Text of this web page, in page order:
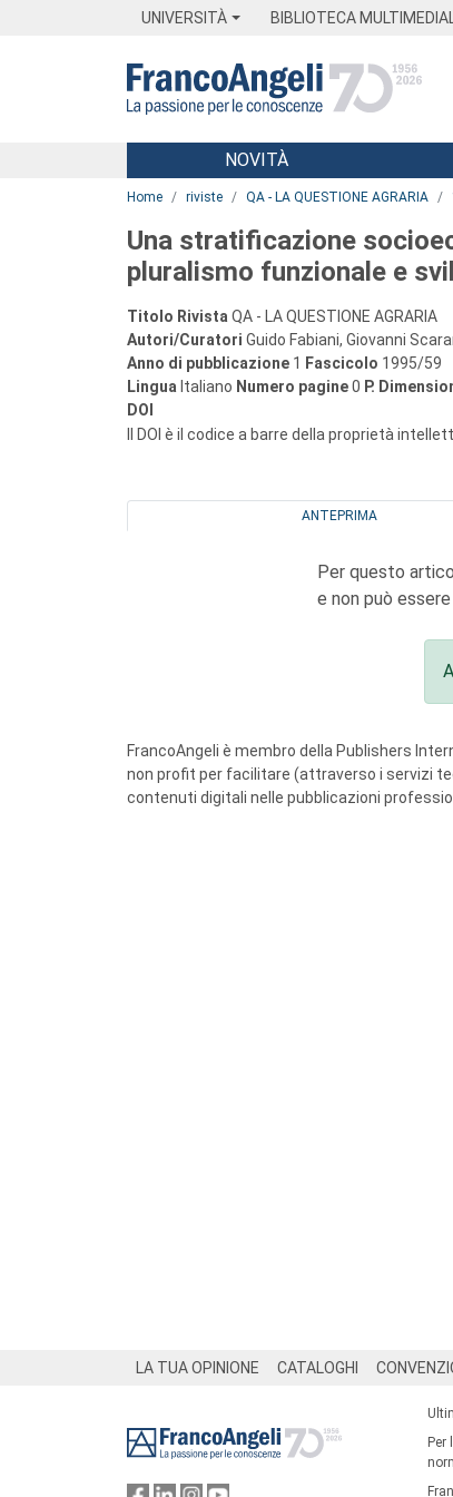
UNIVERSITÀ BIBLIOTECA
Menu
NOVITÀ
Home riviste QA - LA QUESTIONE AGRARIA
Una stratificazione
pluralismo funzionale e
Titolo Rivista QA - LA QUESTIONE AGRARIA
Autori/Curatori Guido Fabiani, Giovanni
Anno di pubblicazione 1 Fascicolo 1995/59
Lingua Italiano Numero pagine0 P.
DOI
Il DOI è il codice a barre della proprietà
ANTEPRIMA
Per questo
e non può
FrancoAngeli è membro della Publishers
non profit per facilitare (attraverso i servizi
contenuti digitali nelle pubblicazioni
LA TUA OPINIONE CATALOGHI
Per